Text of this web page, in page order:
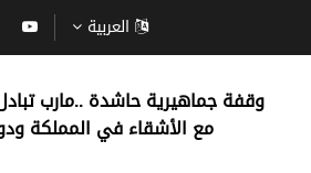
العربية
‏وقفة جماهيرية حاشدة ..مارب ‏تبادل
مع الأشقاء في المملكة